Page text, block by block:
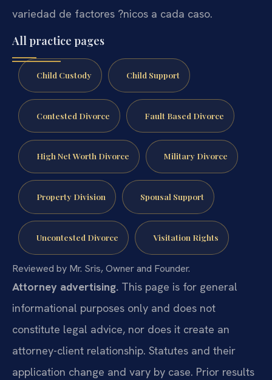
variedad de factores ?nicos a cada caso.
All practice pages
Child Custody Child Support
Contested Divorce Fault Based Divorce
High Net Worth Divorce Military Divorce
Property Division Spousal Support
Uncontested Divorce Visitation Rights
Reviewed by Mr. Sris, Owner and Founder.
Attorney advertising. This page is for general
informational purposes only and does not
constitute legal advice, nor does it create an
attorney-client relationship. Statutes and their
application change and vary by case. Prior results